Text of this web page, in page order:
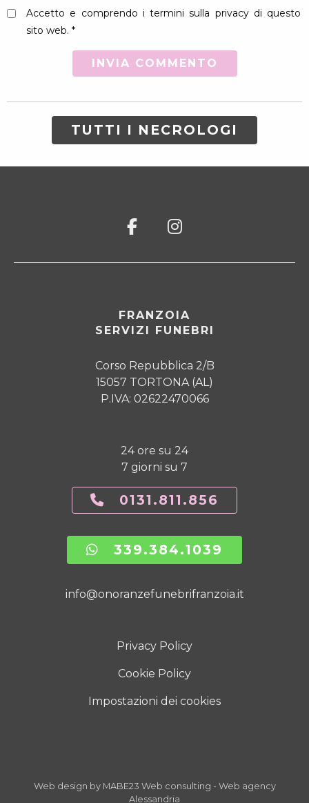
Accetto e comprendo i termini sulla privacy di questo
sito web. *
TUTTI I NECROLOGI
FRANZOIA
SERVIZI FUNEBRI
Corso Repubblica 2/B
15057 TORTONA (AL)
P.IVA: 02622470066
24 ore su 24
7 giorni su 7
0131.811.856
339.384.1039
info@onoranzefunebrifranzoia.it
Privacy Policy
Cookie Policy
Impostazioni dei cookies
Web design by MABE23 Web consulting - Web agency
Alessandria